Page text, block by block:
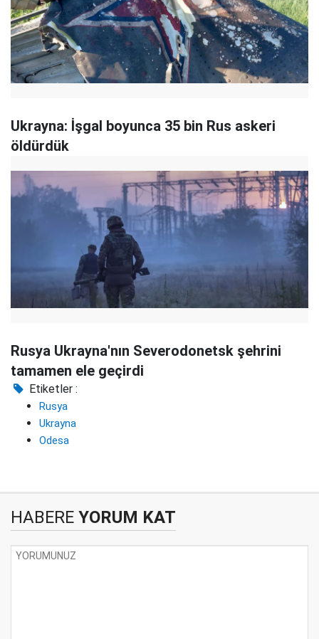
Ukrayna: İşgal boyunca 35 bin Rus askeri
öldürdük
Rusya Ukrayna'nın Severodonetsk şehrini
tamamen ele geçirdi
Etiketler :
Rusya
Ukrayna
Odesa
HABERE YORUM KAT